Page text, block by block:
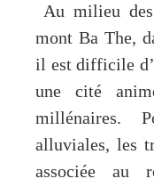
Au milieu
mont Ba The,
il est difficile
une cité
millénaires.
alluviales, les
associée au